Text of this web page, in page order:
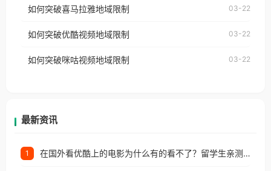
台湾、美国、加拿大、澳大利亚、欧洲等国家和地区
权限制所困扰。
制问题，且仅能在中国大陆地区播放。 遇到这个问题
户收听网易云音乐地区版权限制」的问题，无论人在
如何突破喜马拉雅地域限制 03-22
如何突破优酷视频地域限制 03-22
如何突破咪咕视频地域限制 03-22
最新资讯
1 在国外看优酷上的电影为什么有的看不了？留学生亲测有效的回国加速方案